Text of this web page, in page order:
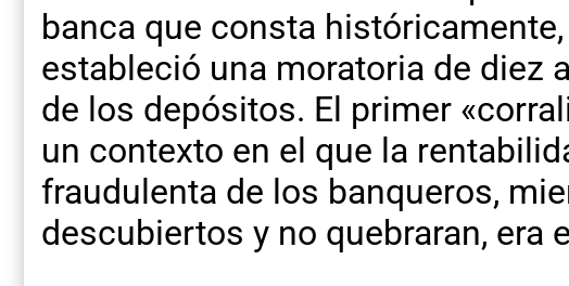
banca que consta
estableció una moratoria de diez
de los depósitos. El primer
un contexto en el que la
fraudulenta de los banqueros,
descubiertos y no quebraran, era